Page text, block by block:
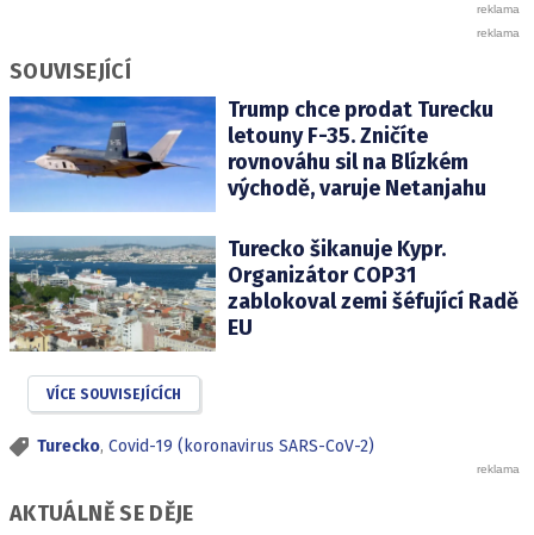
SOUVISEJÍCÍ
Trump chce prodat Turecku
letouny F-35. Zničíte
rovnováhu sil na Blízkém
východě, varuje Netanjahu
Turecko šikanuje Kypr.
Organizátor COP31
zablokoval zemi šéfující Radě
EU
VÍCE SOUVISEJÍCÍCH
Turecko, Covid-19 (koronavirus SARS-CoV-2)
AKTUÁLNĚ SE DĚJE